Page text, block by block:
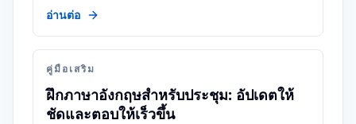
อ่านต่อ
คู่มือเสริม
ฝึกภาษาอังกฤษสำหรับประชุม: อัปเดตให้
ชัดและตอบให้เร็วขึ้น